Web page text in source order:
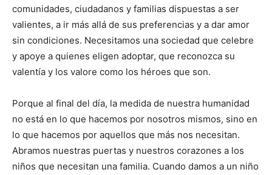
comunidades, ciudadanos y familias dispuestas a ser
valientes, a ir más allá de sus preferencias y a dar amor
sin condiciones. Necesitamos una sociedad que celebre
y apoye a quienes eligen adoptar, que reconozca su
valentía y los valore como los héroes que son.
Porque al final del día, la medida de nuestra humanidad
no está en lo que hacemos por nosotros mismos, sino en
lo que hacemos por aquellos que más nos necesitan.
Abramos nuestras puertas y nuestros corazones a los
niños que necesitan una familia. Cuando damos a un niño